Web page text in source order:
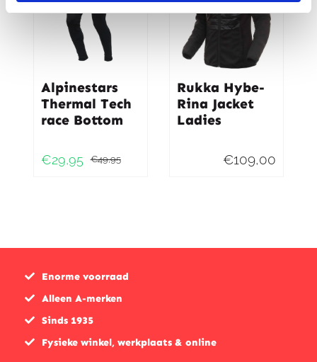
Alpinestars
Thermal Tech
race Bottom
€49,95
Oorspronkelijke
€29,95
Rukka Hybe-
Rina Jacket
Ladies
€109,00
Enorme voorraad
Alleen A-merken
Sinds 1935
Fysieke winkel, werkplaats & online